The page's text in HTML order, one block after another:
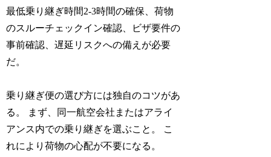
最低乗り継ぎ時間2-3時間の確保、荷物
のスルーチェックイン確認、ビザ要件の
事前確認、遅延リスクへの備えが必要
だ。
乗り継ぎ便の選び方には独自のコツがあ
る。 まず、同一航空会社またはアライ
アンス内での乗り継ぎを選ぶこと。 こ
れにより荷物の心配が不要になる。